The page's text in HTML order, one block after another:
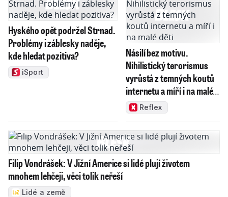
Hyského opět podržel Strnad.
Problémy i záblesky naděje,
kde hledat pozitiva?
iSport
Násilí bez motivu.
Nihilistický terorismus
vyrůstá z temných koutů
internetu a míří i na malé
dětiReflex
Filip Vondrášek: V Jižní Americe si lidé plují životem
mnohem lehčeji, věci tolik neřeší
Lidé a země